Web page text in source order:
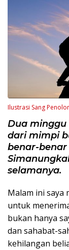
Ilustrasi Sang
Dua minggu
dari mimpi
benar-
selamanya.
Malam ini saya
untuk
bukan hanya
dan sahabat-
kehilangan